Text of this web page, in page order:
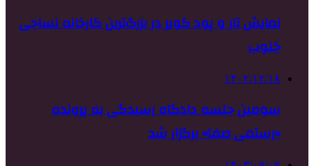
نمایش تار و پود کویر در بزرگ‌ترین کارخانه نساجی
جَنوب
۱۴۰۲/۱۲/۱۸
سومین جلسه دادگاه رسیدگی به پرونده
«رستمی صفا» برگزار شد